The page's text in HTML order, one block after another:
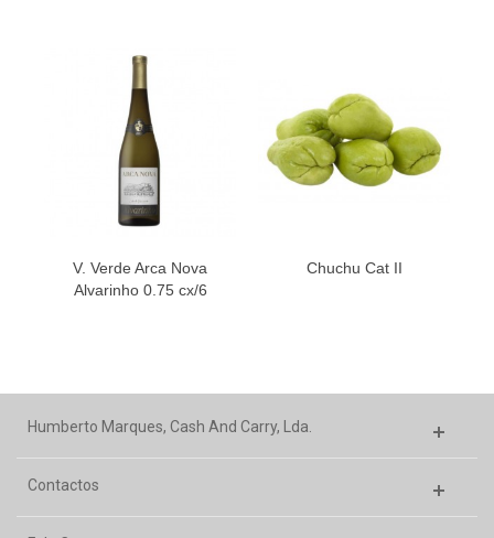
V. Verde Arca Nova
Alvarinho 0.75 cx/6
Chuchu Cat II
Humberto Marques, Cash And Carry, Lda.
Contactos